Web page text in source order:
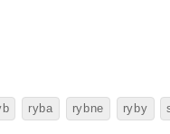
ryba rybne ryby